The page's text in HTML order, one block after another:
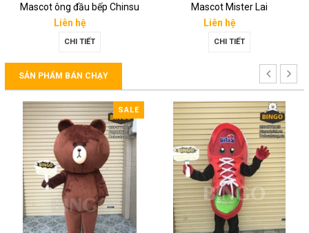
Mascot ông đầu bếp Chinsu
Liên hệ
CHI TIẾT
Mascot Mister Lai
Liên hệ
CHI TIẾT
SẢN PHẨM BÁN CHẠY
SALE